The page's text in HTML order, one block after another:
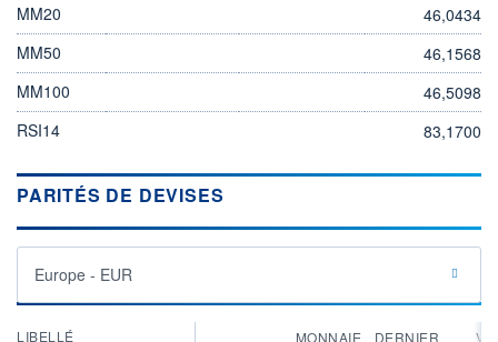
MM20
46,0434
MM50
46,1568
MM100
46,5098
RSI14
83,1700
PARITÉS DE DEVISES
Europe - EUR
LIBELLÉ MONNAIE DERNIER